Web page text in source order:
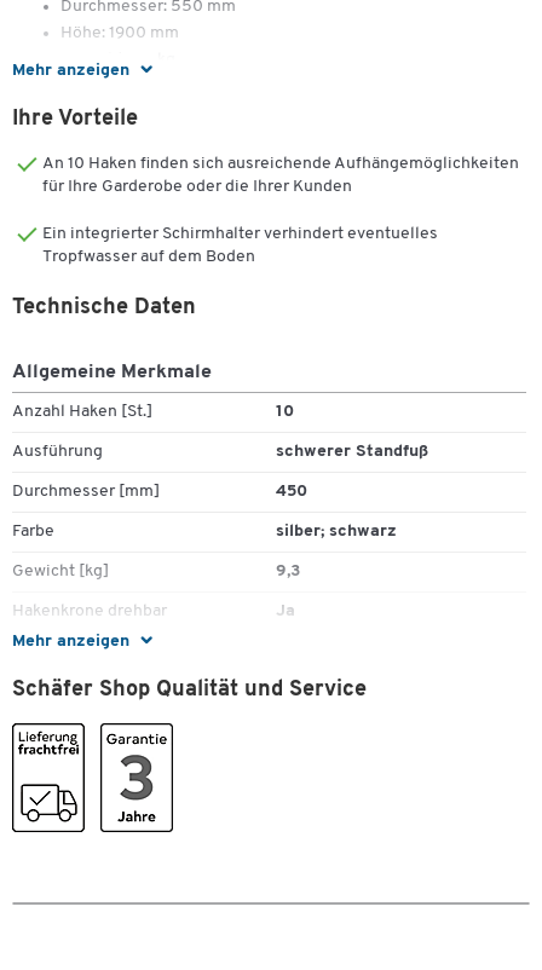
Mehr anzeigen
Durchmesser: 550 mm
Höhe: 1900 mm
Gewicht: 9,3 kg
Ihre Vorteile
An 10 Haken finden sich ausreichende Aufhängemöglichkeiten
für Ihre Garderobe oder die Ihrer Kunden
Ein integrierter Schirmhalter verhindert eventuelles
Tropfwasser auf dem Boden
Mehr anzeigen
Technische Daten
Allgemeine Merkmale
Anzahl Haken [St.] 10
Ausführung schwerer Standfuß
Durchmesser [mm] 450
Farbe silber; schwarz
Gewicht [kg] 9,3
Hakenkrone drehbar Ja
Höhe [mm]
Material Haken Stahl, pulverbeschichtet
Material Standrohr
SCHÄFER Dekorsystem
Schirmhalter
Schäfer Shop Qualität und Service